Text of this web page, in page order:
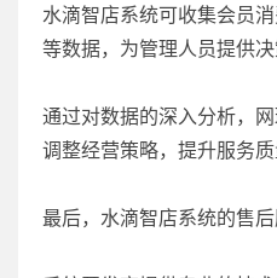
水滴智店系统可收集会员
等数据，为管理人员提供决
通过对数据的深入分析，
调整经营策略，提升服务质
最后，水滴智店系统的售后